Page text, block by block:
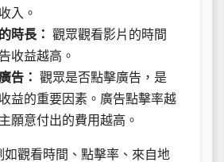
入。
時長： 觀眾觀看影片的時間
收益越高。
告： 觀眾是否點擊廣告，是
益的重要因素。廣告點擊率越
願意付出的費用越高。
如觀看時間、點擊率、來自地